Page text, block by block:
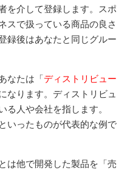
を介して登録します。スポ
スで扱っている商品の良さ
録後はあなたと同じグルー
なたは「ディストリビュー
なります。ディストリビュ
る人や会社を指します。
いったものが代表的な例で
は他で開発した製品を「売